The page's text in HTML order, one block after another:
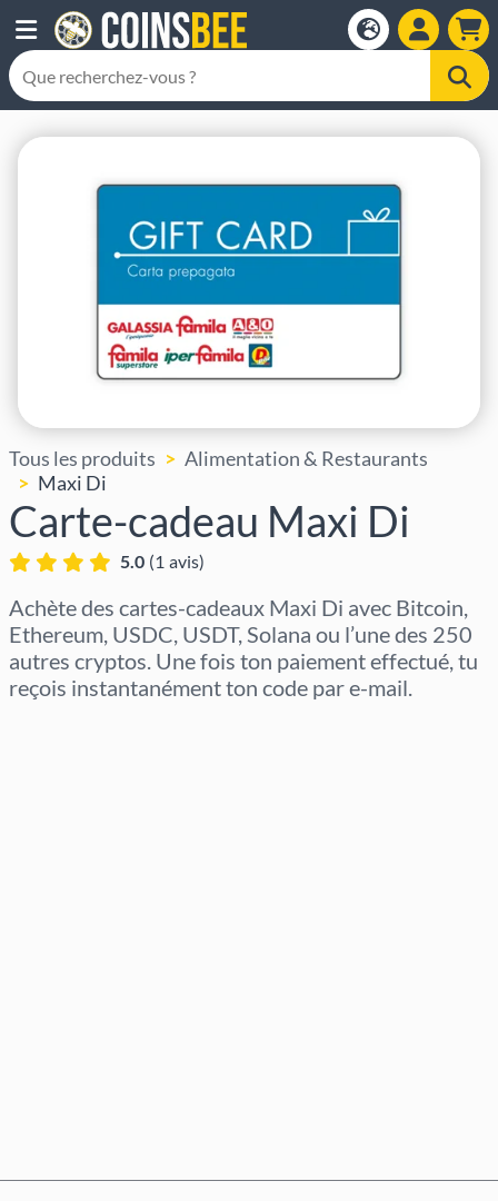
Tous les produits
Alimentation & Restaurants
Maxi Di
Carte-cadeau Maxi Di
5.0 (1 avis)
Achète des cartes-cadeaux Maxi Di avec Bitcoin,
Ethereum, USDC, USDT, Solana ou l’une des 250
autres cryptos. Une fois ton paiement effectué, tu
reçois instantanément ton code par e-mail.